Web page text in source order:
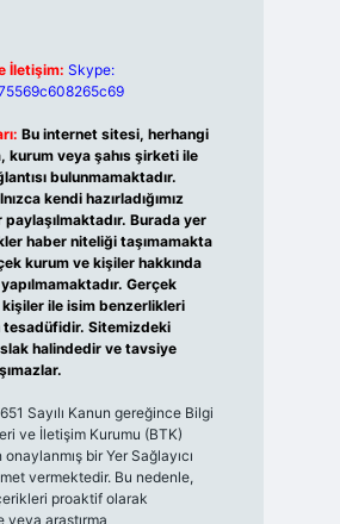
İletişim: Skype:
Bu internet sitesi, herhangi
kurum veya şahıs şirketi ile
bulunmamaktadır.
kendi hazırladığımız
paylaşılmaktadır. Burada yer
haber niteliği taşımamakta
kurum ve kişiler hakkında
Gerçek
ile isim benzerlikleri
tesadüfidir. Sitemizdeki
halindedir ve tavsiye
Sayılı Kanun gereğince Bilgi
ve İletişim Kurumu (BTK)
onaylanmış bir Yer Sağlayıcı
vermektedir. Bu nedenle,
proaktif olarak
veya araştırma